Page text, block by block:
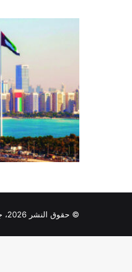
© حقوق النشر 2026، جميع الحقوق محفوظة |